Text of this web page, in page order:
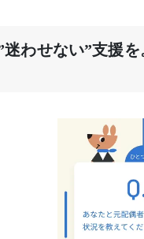
わせない”支援